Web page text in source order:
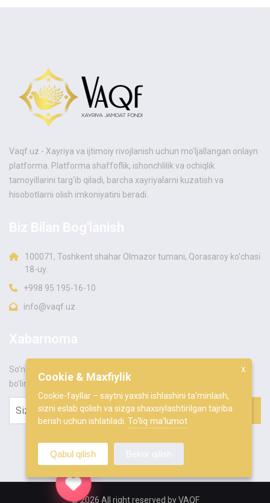
KATEGORIYALAR
KUNDALIK TENDENTSIYA
Vaqf.uz - Xayriya va ijtimoiy rivojlanish uchun mo‘ljallangan onlayn
platforma. Platforma shaffoflik, ishonchlilik va ochiqlik
tamoyillarini targ‘ib qiladi, barcha xayriyalarni kuzatish va
hisobotlarni olish imkoniyatini beradi.
100071, Toshkent shahar Olmazor tumani, Qorasaroy ko'chasi
18-uy.
+998 95 195-16-10
info@vaqf.uz
So'nggi yangiliklar va xabarlarni birinchi bo'lib bilish uchun a'zo
bo'ling.
© 2026 All right reserved byVAQF
X
Cookie & Maxfiylik
Cookie-fayllar – saytni yaxshi ishlashini ta'minlash,
sizni eslab qolish va sizga shaxsiylashtirilgan tajriba
berish uchun ishlatiladi. To'liq ma'lumot
Qabul qilish